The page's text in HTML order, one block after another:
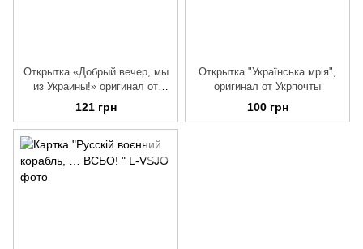
Открытка «Добрый вечер, мы
из Украины!» оригинал от
Укрпочты
121 грн
Открытка "Українська мрія",
оригинал от Укрпочты
100 грн